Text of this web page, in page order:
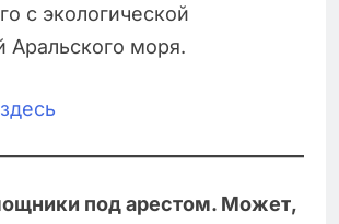
с экологической
Аральского моря.
под арестом. Может,